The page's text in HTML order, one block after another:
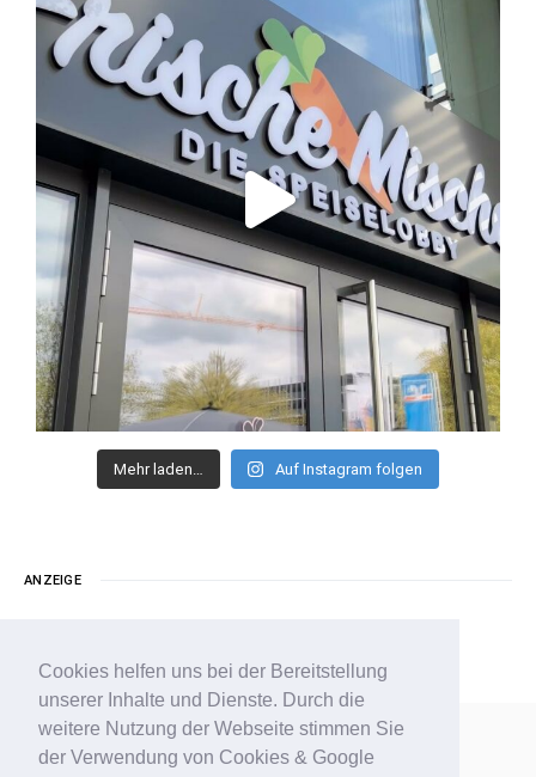
Cookies helfen uns bei der Bereitstellung
unserer Inhalte und Dienste. Durch die
weitere Nutzung der Webseite stimmen Sie
der Verwendung von Cookies & Google
Mehr laden… Auf Instagram folgen
ANZEIGE